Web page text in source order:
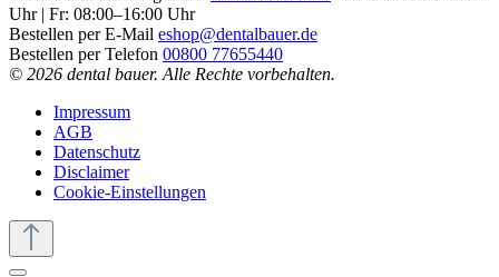
Uhr | Fr: 08:00–16:00 Uhr
Bestellen per E-Mail eshop@dentalbauer.de
Bestellen per Telefon 00800 77655440
© 2026 dental bauer. Alle Rechte vorbehalten.
Impressum
AGB
Datenschutz
Disclaimer
Cookie-Einstellungen